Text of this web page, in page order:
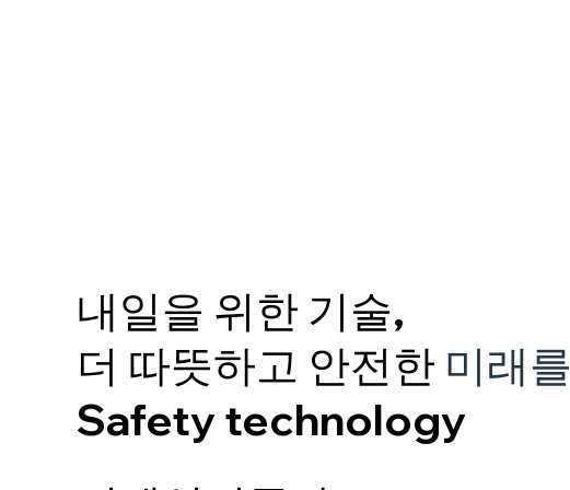
내일을 위한 기술,
더 따뜻하고 안전한 미래를
Safety technology